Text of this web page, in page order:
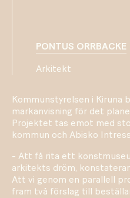
PONTUS ORRBACKE
Arkitekt
Kommunstyrelsen i Kiruna
markanvisning för det
Projektet tas emot med
kommun och Abisko
- Att få rita ett
arkitekts dröm,
Att vi genom en parallell
fram två förslag till